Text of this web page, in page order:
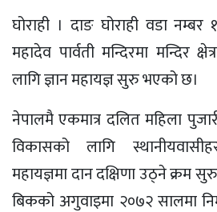
घोराही । दाङ घोराही वडा नम्बर
महादेव पार्वती मन्दिरमा मन्दिर
लागि ज्ञान महायज्ञ सुरु भएको छ।
नेपालमै एकमात्र दलित महिला
विकासको लागि
महायज्ञमा दान दक्षिणा उठ्ने क्रम
बिकको अगुवाइमा २०७२ सालमा